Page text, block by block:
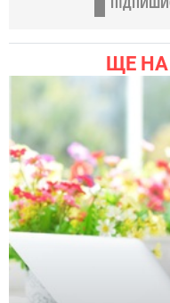
ЩЕ НА